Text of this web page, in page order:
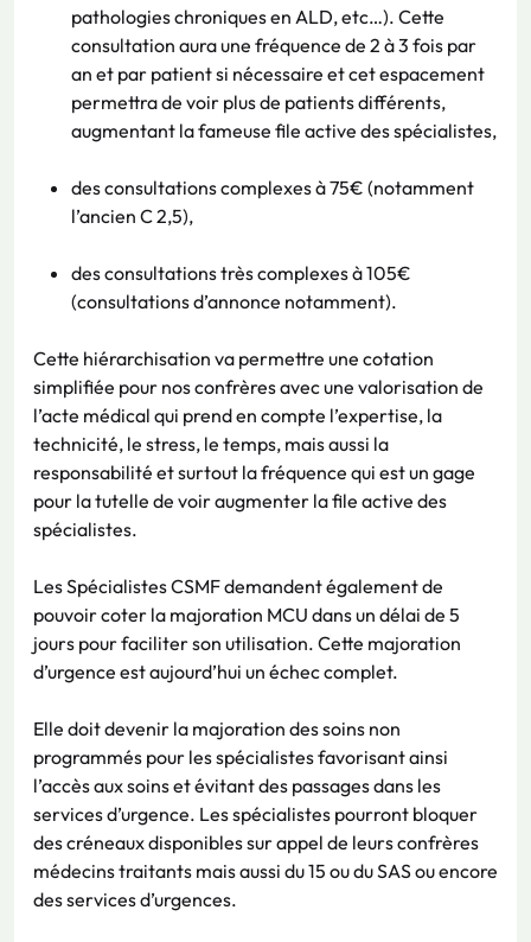
pathologies chroniques en ALD, etc…). Cette
consultation aura une fréquence de 2 à 3 fois par
an et par patient si nécessaire et cet espacement
permettra de voir plus de patients différents,
augmentant la fameuse file active des spécialistes,
des consultations complexes à 75€ (notamment
l’ancien C 2,5),
des consultations très complexes à 105€
(consultations d’annonce notamment).
Cette hiérarchisation va permettre une cotation
simplifiée pour nos confrères avec une valorisation de
l’acte médical qui prend en compte l’expertise, la
technicité, le stress, le temps, mais aussi la
responsabilité et surtout la fréquence qui est un gage
pour la tutelle de voir augmenter la file active des
spécialistes.
Les Spécialistes CSMF demandent également de
pouvoir coter la majoration MCU dans un délai de 5
jours pour faciliter son utilisation. Cette majoration
d’urgence est aujourd’hui un échec complet.
Elle doit devenir la majoration des soins non
programmés pour les spécialistes favorisant ainsi
l’accès aux soins et évitant des passages dans les
services d’urgence. Les spécialistes pourront bloquer
des créneaux disponibles sur appel de leurs confrères
médecins traitants mais aussi du 15 ou du SAS ou encore
des services d’urgences.